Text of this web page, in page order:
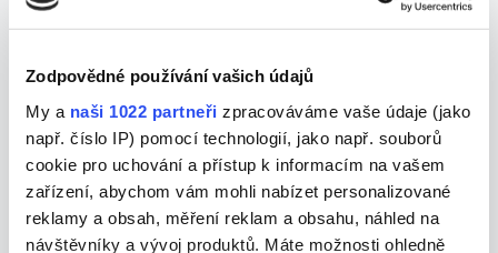
Zodpovědné používání vašich údajů
My a naši 1022 partneři zpracováváme vaše údaje (jako
např. číslo IP) pomocí technologií, jako např. souborů
cookie pro uchování a přístup k informacím na vašem
zařízení, abychom vám mohli nabízet personalizované
reklamy a obsah, měření reklam a obsahu, náhled na
návštěvníky a vývoj produktů. Máte možnosti ohledně
roste. Proto je dobré vědět, jak vlastně fungují a co
maximalizovali engagement. Inspirujte se v novém
přehledu klíčových faktorů, které mají největší vliv
na hodnocení těchto videí.
https://newsfeed.cz/instagram-ukazal-jak-
funguje-algoritmus-pro-videa-reels/